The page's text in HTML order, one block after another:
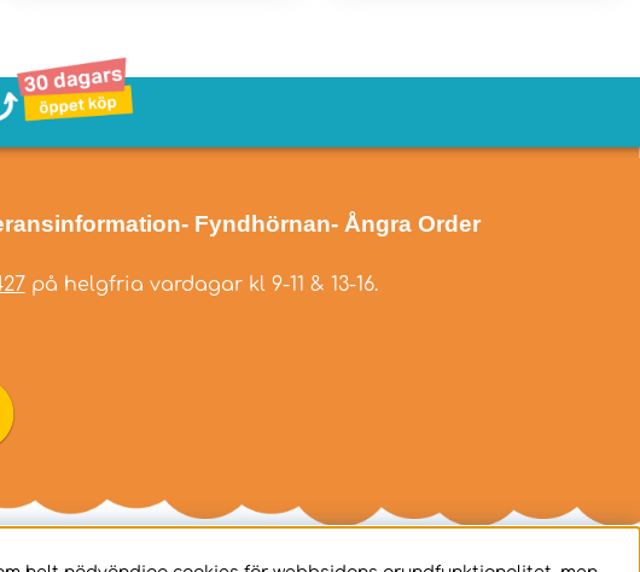
- Fyndhörnan- Ångra Order
på helgfria vardagar kl 9-11 & 13-16.